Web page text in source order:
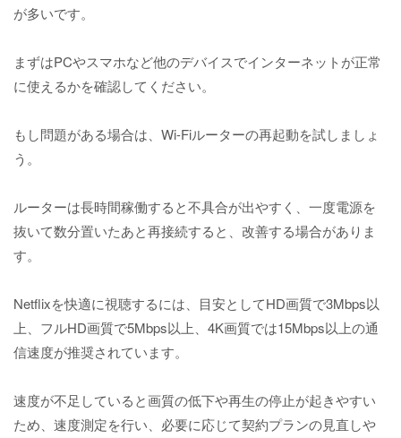
が多いです。
まずはPCやスマホなど他のデバイスでインターネットが正常
に使えるかを確認してください。
もし問題がある場合は、Wi-Fiルーターの再起動を試しましょ
う。
ルーターは長時間稼働すると不具合が出やすく、一度電源を
抜いて数分置いたあと再接続すると、改善する場合がありま
す。
Netflixを快適に視聴するには、目安としてHD画質で3Mbps以
上、フルHD画質で5Mbps以上、4K画質では15Mbps以上の通
信速度が推奨されています。
速度が不足していると画質の低下や再生の停止が起きやすい
ため、速度測定を行い、必要に応じて契約プランの見直しや